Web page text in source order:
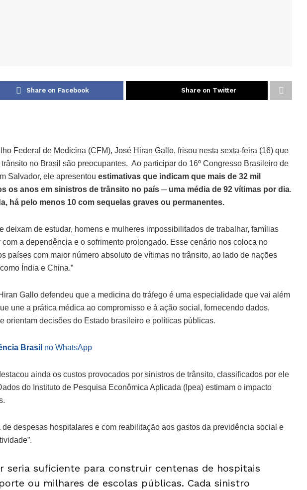
Share on Facebook Share on Twitter
Federal de Medicina (CFM), José Hiran Gallo, frisou nesta sexta-feira (16) que
no Brasil são preocupantes. Ao participar do 16º Congresso Brasileiro de
Salvador, ele apresentou estimativas que indicam que mais de 32 mil
os anos em sinistros de trânsito no país ─ uma média de 92 vítimas por dia.
há pelo menos 10 com sequelas graves ou permanentes.
deixam de estudar, homens e mulheres impossibilitados de trabalhar, famílias
a dependência e o sofrimento prolongado. Esse cenário nos coloca no
países com maior número absoluto de vítimas no trânsito, ao lado de nações
Índia e China.”
Gallo defendeu que a medicina do tráfego é uma especialidade que vai além
une a prática médica ao compromisso e à ação social, fornecendo dados,
orientam decisões do Estado brasileiro e políticas públicas.
Brasil no WhatsApp
ainda os custos provocados por sinistros de trânsito, classificados por ele
do Instituto de Pesquisa Econômica Aplicada (Ipea) estimam o impacto
de despesas hospitalares e com reabilitação aos gastos da previdência social e
seria suficiente para construir centenas de hospitais
ou milhares de escolas públicas. Cada sinistro